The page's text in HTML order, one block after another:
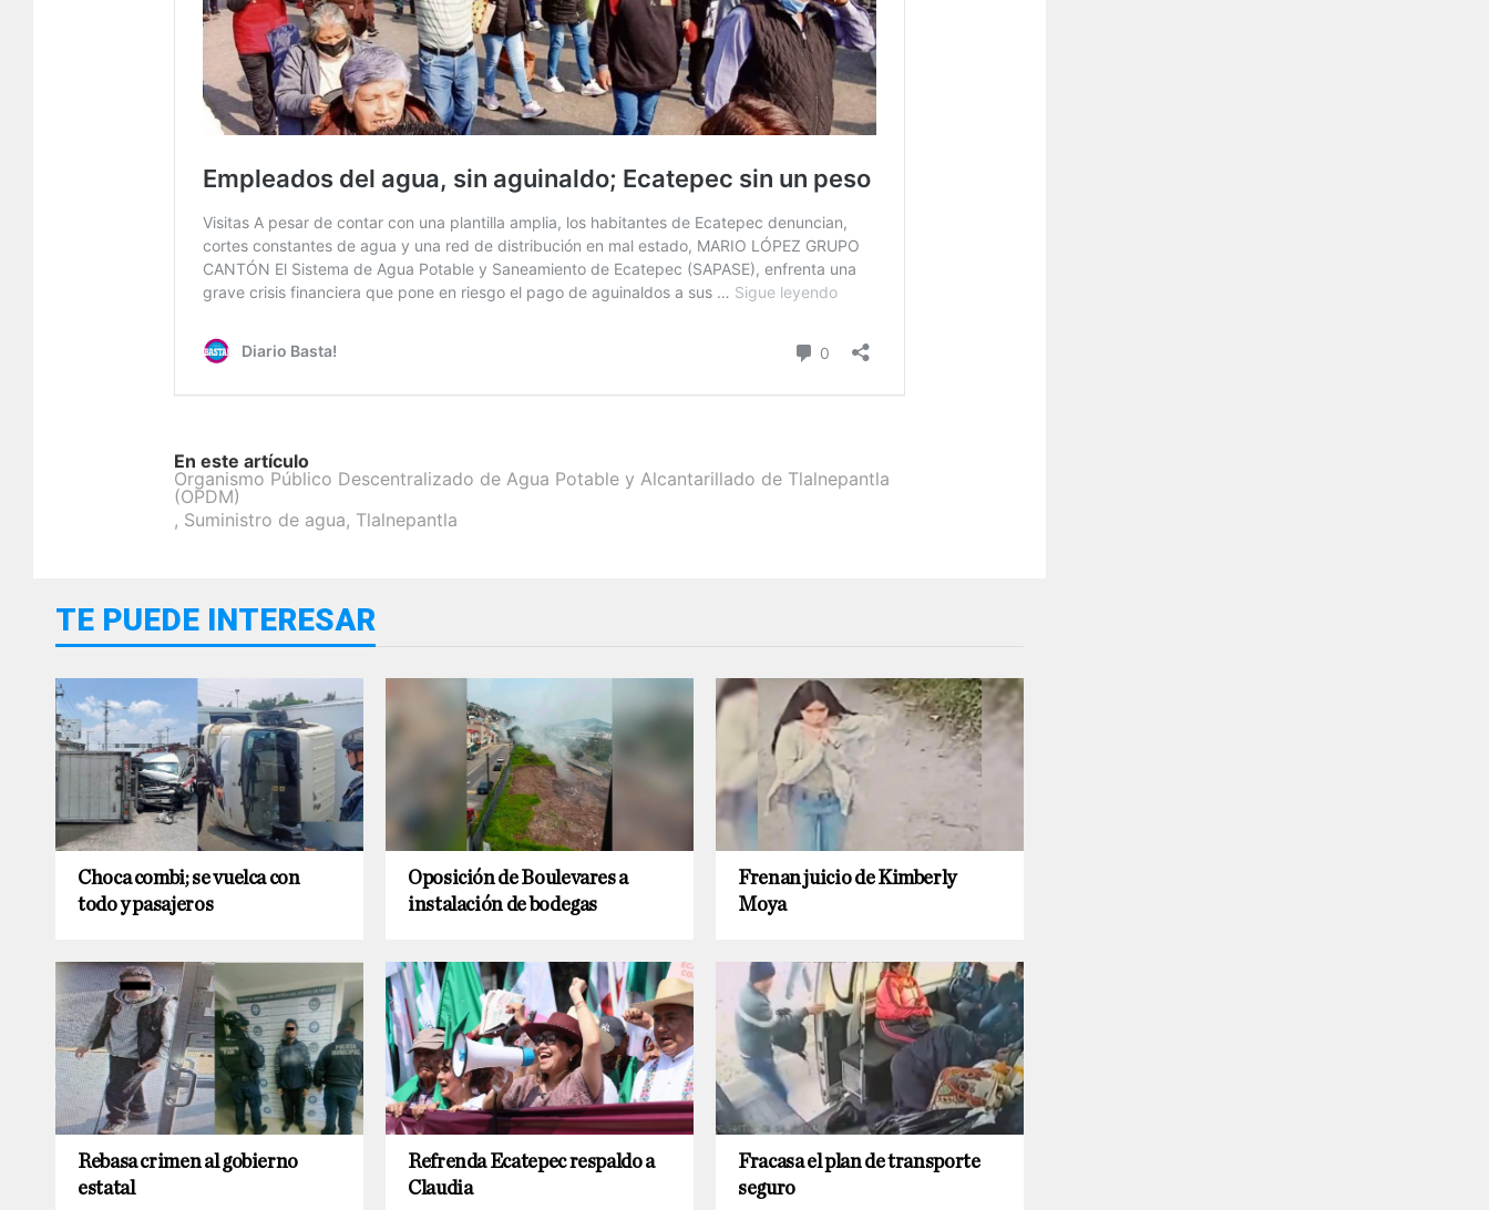
En este artículo
Organismo Público Descentralizado de Agua Potable y Alcantarillado de Tlalnepantla
(OPDM)
, Suministro de agua, Tlalnepantla
TE PUEDE INTERESAR
Choca combi; se vuelca con
todo y pasajeros
Oposición de Boulevares a
instalación de bodegas
Frenan juicio de Kimberly
Moya
Rebasa crimen al gobierno
estatal
Refrenda Ecatepec respaldo a
Claudia
Fracasa el plan de transporte
seguro